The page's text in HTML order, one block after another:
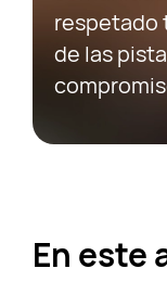
respetado
de las
En este